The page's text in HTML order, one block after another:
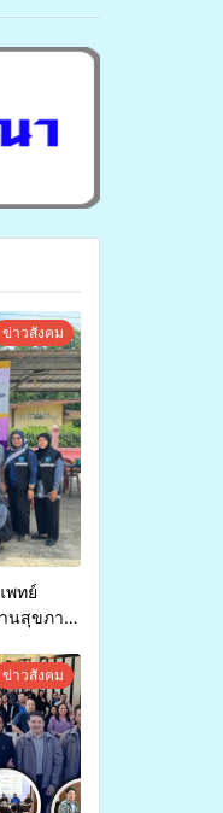
ข่าวสังคม
พทย์
นสุขภาพ
ข่าวสังคม